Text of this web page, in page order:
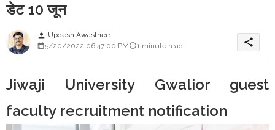
डेट 10 जून
person Updesh Awasthee
5/20/2022 06:47:00 PM
1 minute read share
Jiwaji University Gwalior guest
faculty recruitment notification